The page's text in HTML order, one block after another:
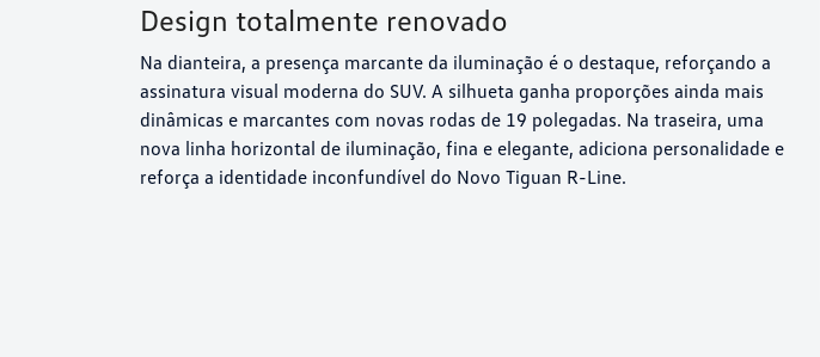
Design totalmente renovado
Na dianteira, a presença marcante da iluminação é o destaque, reforçando a
assinatura visual moderna do SUV. A silhueta ganha proporções ainda mais
dinâmicas e marcantes com novas rodas de 19 polegadas. Na traseira, uma
nova linha horizontal de iluminação, fina e elegante, adiciona personalidade e
reforça a identidade inconfundível do Novo Tiguan R-Line.